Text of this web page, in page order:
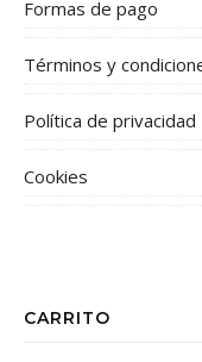
Formas de pago
Términos y
Política de privacidad
Cookies
CARRITO